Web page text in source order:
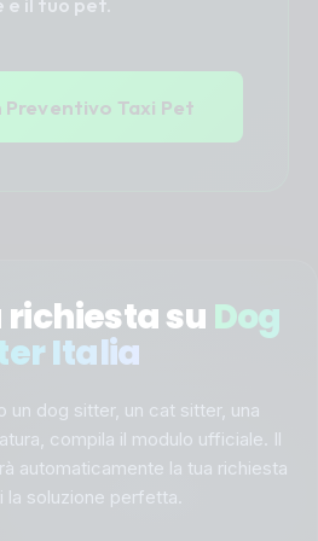
Preventivo Taxi Pet
su Dog
Italia
un dog sitter, un cat sitter, una
compila il modulo ufficiale. Il
automaticamente la tua richiesta
la soluzione perfetta.